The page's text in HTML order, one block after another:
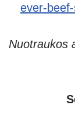
ever-
Nuotraukos